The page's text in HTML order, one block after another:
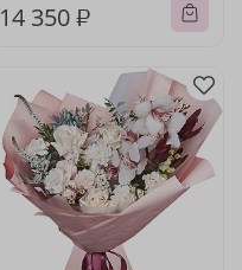
14 350 ₽